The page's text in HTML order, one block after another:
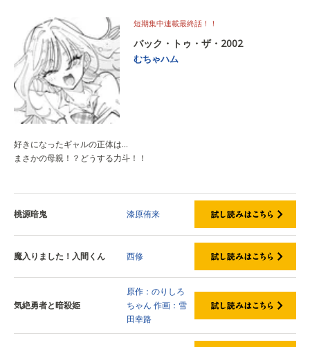
短期集中連載最終話！！
バック・トゥ・ザ・2002
むちゃハム
好きになったギャルの正体は...
まさかの母親！？どうする力斗！！
桃源暗鬼 漆原侑来
魔入りました！入間くん 西修
気絶勇者と暗殺姫
原作：のりしろ
ちゃん 作画：雪
田幸路